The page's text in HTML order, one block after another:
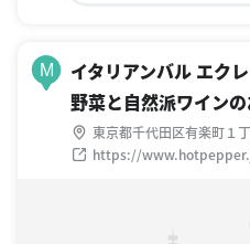
M
イタリアンバル エク
野菜と自然派ワイン
東京都千代田区有楽町１
https://